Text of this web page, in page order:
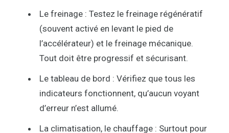
Le freinage : Testez le freinage régénératif
(souvent activé en levant le pied de
l’accélérateur) et le freinage mécanique.
Tout doit être progressif et sécurisant.
Le tableau de bord : Vérifiez que tous les
indicateurs fonctionnent, qu’aucun voyant
d’erreur n’est allumé.
La climatisation, le chauffage : Surtout pour